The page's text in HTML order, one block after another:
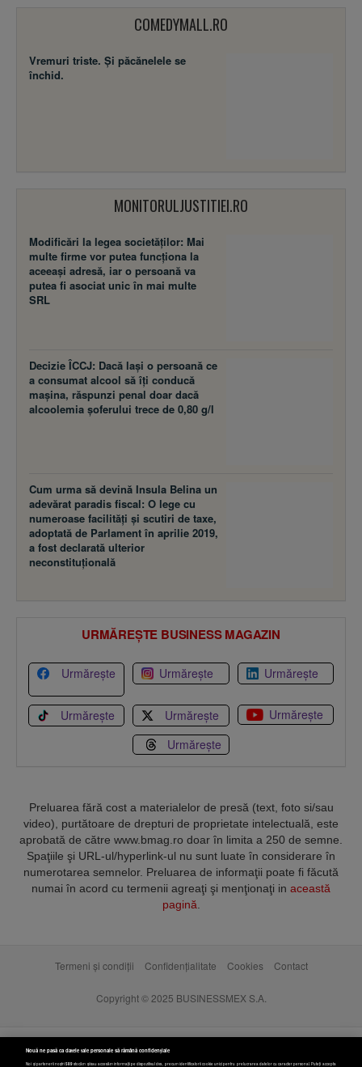
COMEDYMALL.RO
Vremuri triste. Şi păcănelele se
închid.
MONITORULJUSTITIEI.RO
Modificări la legea societăţilor: Mai
multe firme vor putea funcţiona la
aceeaşi adresă, iar o persoană va
putea fi asociat unic în mai multe
SRL
Decizie ÎCCJ: Dacă laşi o persoană ce
a consumat alcool să îţi conducă
maşina, răspunzi penal doar dacă
alcoolemia şoferului trece de 0,80 g/l
Cum urma să devină Insula Belina un
adevărat paradis fiscal: O lege cu
numeroase facilităţi şi scutiri de taxe,
adoptată de Parlament în aprilie 2019,
a fost declarată ulterior
neconstituţională
URMĂREȘTE BUSINESS MAGAZIN
Urmărește Urmărește Urmărește
Urmărește Urmărește
Urmărește
Urmărește
Preluarea fără cost a materialelor de presă (text, foto si/sau
video), purtătoare de drepturi de proprietate intelectuală, este
aprobată de către www.bmag.ro doar în limita a 250 de semne.
Spaţiile şi URL-ul/hyperlink-ul nu sunt luate în considerare în
numerotarea semnelor. Preluarea de informaţii poate fi făcută
numai în acord cu termenii agreaţi şi menţionaţi in această
pagină
Termeni și condiții Confidențialitate Cookies Contact
Copyright © 2025 BUSINESSMEX S.A.
Nouă ne pasă ca datele tale personale să rămână confidențiale
Noi și partenerii noștri589stocăm și/sau accesăm informații pe dispozitivul dvs., precum identificatorii cookie unici pentru prelucrarea datelor cu caracter personal. Puteți accepta